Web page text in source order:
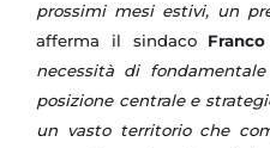
prossimi mesi estivi, un
afferma il sindaco
necessità di
posizione centrale e
un vasto territorio che